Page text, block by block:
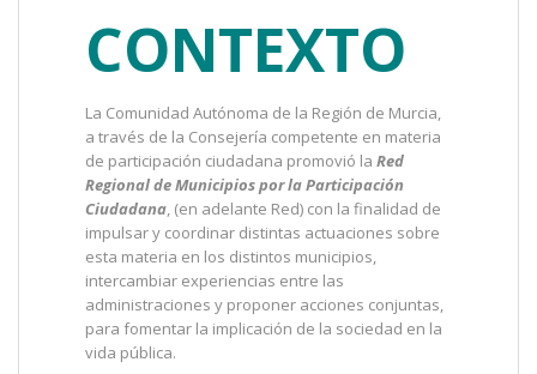
CONTEXTO
La Comunidad Autónoma de la Región de Murcia,
a través de la Consejería competente en materia
de participación ciudadana promovió la Red
Regional de Municipios por la Participación
Ciudadana , (en adelante Red) con la finalidad de
impulsar y coordinar distintas actuaciones sobre
esta materia en los distintos municipios,
intercambiar experiencias entre las
administraciones y proponer acciones conjuntas,
para fomentar la implicación de la sociedad en la
vida pública.